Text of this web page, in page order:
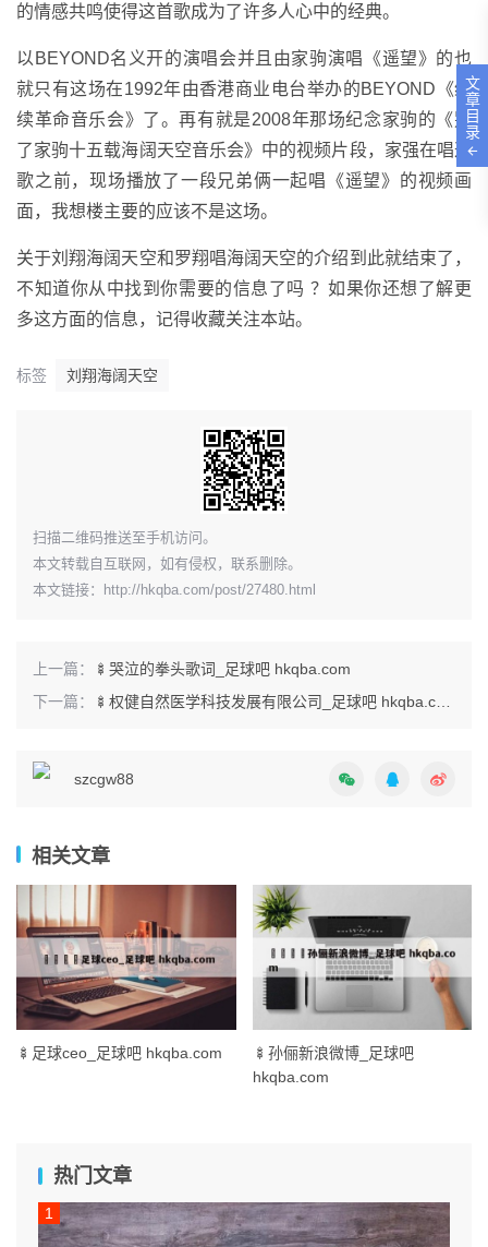
的情感共鸣使得这首歌成为了许多人心中的经典。
以BEYOND名义开的演唱会并且由家驹演唱《遥望》的也
就只有这场在1992年由香港商业电台举办的BEYOND《继
续革命音乐会》了。再有就是2008年那场纪念家驹的《别
了家驹十五载海阔天空音乐会》中的视频片段，家强在唱这
歌之前，现场播放了一段兄弟俩一起唱《遥望》的视频画
面，我想楼主要的应该不是这场。
关于刘翔海阔天空和罗翔唱海阔天空的介绍到此就结束了，
不知道你从中找到你需要的信息了吗 ？如果你还想了解更
多这方面的信息，记得收藏关注本站。
标签 刘翔海阔天空
​扫描二维码推送至手机访问。
本文转载自互联网，如有侵权，联系删除。
本文链接： http://hkqba.com/post/27480.html
上一篇：
🍢哭泣的拳头歌词_足球吧 hkqba.com
下一篇：
🍢权健自然医学科技发展有限公司_足球吧 hkqba.com
szcgw88
相关文章
🍢足球ceo_足球吧 hkqba.com
🍢孙俪新浪微博_足球吧
hkqba.com
热门文章
文
章
目
录